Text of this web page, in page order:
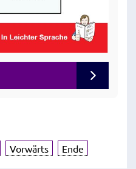
Vorwärts Ende